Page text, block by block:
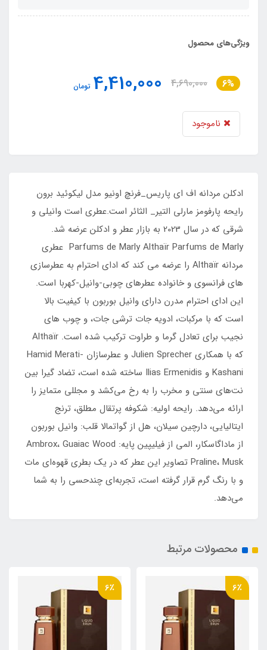
ویژگی‌های محصول
6%
4,690,000
4,410,000 تومان
ناموجود
ادکلن مردانه اف ای پاریس_فرنچ اونیو مدل لیکوئید برون
رایحه پارفومز مارلی التیر_ الثائر است.عطری است وانیلی و
شرقی که در سال 2023 به بازار عطر و ادکلن عرضه شد.
Parfums de Marly Althaïr Parfums de Marly عطری
مردانه Althaïr را عرضه می کند که ادای احترام به عطرسازی
های فرانسوی و خانواده عطرهای چوبی-وانیل-کهربا است.
این ادای احترام مدرن دارای وانیل بوربون با کیفیت بالا
است که با مرکبات، ادویه جات ترشی جات، و چوب های
نجیب برای تعادل گرما و طراوت ترکیب شده است. Althaïr
که با همکاری Julien Sprecher و عطرسازان Hamid Merati-
Kashani و Ilias Ermenidis ساخته شده است، تضاد گیرا بین
نت‌های سنتی و مخرب را به رخ می‌کشد و مجللی متمایز را
ارائه می‌دهد. رایحه اولیه: شکوفه پرتقال مطلق، ترنج
ایتالیایی، دارچین سیلان، هل از گواتمالا قلب: وانیل بوربون
از ماداگاسکار، المی از فیلیپین پایه: Ambrox، Guaiac Wood
Praline، Musk تصاویر این عطر که در یک بطری قهوه‌ای مات
و با رنگ گرم قرار گرفته است، تجربه‌ای چندحسی را به شما
می‌دهد.
محصولات مرتبط
6٪ 6٪